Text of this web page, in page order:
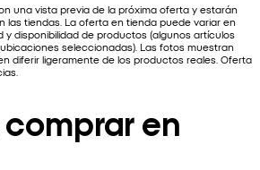
una vista previa de la próxima oferta y estarán
las tiendas. La oferta en tienda puede variar en
y disponibilidad de productos (algunos artículos
seleccionadas). Las fotos muestran
diferir ligeramente de los productos reales. Oferta
en